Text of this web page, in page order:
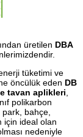
üretilen DBA
tüketimi ve
öncülük eden DB
tavan aplikleri
polikarbon
bahçe,
için ideal olan
nedeniyle